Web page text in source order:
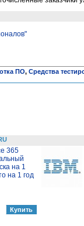
ПО, Средства
365
на 1
на 1 год